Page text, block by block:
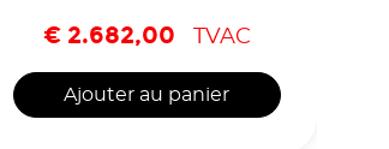
€2.682,00 TVAC
Ajouter au panier